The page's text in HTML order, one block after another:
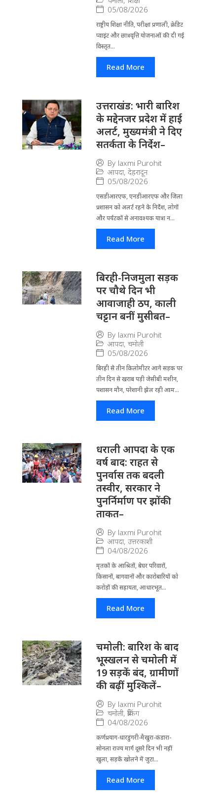
05/08/2026
राष्ट्रीय शिक्षा नीति, परीक्षा प्रणाली, क्रेडिट
प्वाइंट और छात्रवृत्ति योजनाओं की दी गई
विस्तृत...
Read More
उत्तराखंड: भारी बारिश
के मद्देनजर प्रदेश में हाई
अलर्ट, मुख्यमंत्री ने दिए
सतर्कता के निर्देश–
By laxmi Purohit
आपदा, देहरादून
05/08/2026
एसडीआरएफ, एनडीआरएफ और जिला
प्रशासन को अलर्ट रहने के निर्देश, लोगों
और पर्यटकों से अनावश्यक यात्रा न...
Read More
बिरही-निजमुला सड़क
पर चौथे दिन भी
आवाजाही ठप, काली
चट्टान बनीं मुसीबत–
By laxmi Purohit
आपदा, चमोली
05/08/2026
बिरही से तीन किलोमीटर आगे सड़क पर
तीन दिन से खराब पड़ी जेसीबी मशीन,
पशासन मौन, परेशानी झेल रही आम...
Read More
धराली आपदा के एक
वर्ष बाद: राहत से
पुनर्वास तक बदली
तस्वीर, सरकार ने
पुनर्निर्माण पर झोंकी
ताकत–
By laxmi Purohit
आपदा, उत्तरकाशी
04/08/2026
मृतकों के आश्रितों, बेघर परिवारों,
किसानों, बागवानों और कारोबारियों को
करोड़ों की सहायता, आधारभूत...
Read More
चमोली: बारिश के बाद
भूस्खलन से चमोली में
19 सड़कें बंद, ग्रामीणों
की बढ़ीं मुश्किलें–
By laxmi Purohit
चमोली, ब्रेकिंग
04/08/2026
कर्णप्रयाग-धारडुंगरी-मैखुरा-कंडारा-
सोनला राज्य मार्ग दूसरे दिन भी नहीं
खुला, सड़कें खोलने में जुटा...
Read More